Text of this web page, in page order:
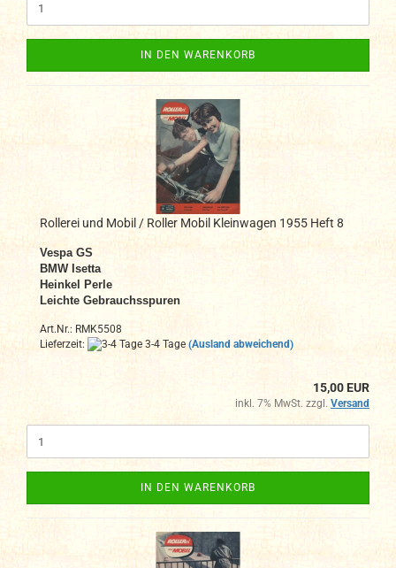
IN DEN WARENKORB
Rollerei und Mobil / Roller Mobil Kleinwagen 1955 Heft 8
Vespa GS
BMW Isetta
Heinkel Perle
Leichte Gebrauchsspuren
Art.Nr.: RMK5508
Lieferzeit:
3-4 Tage (Ausland abweichend)
15,00 EUR
inkl. 7% MwSt. zzgl. Versand
IN DEN WARENKORB